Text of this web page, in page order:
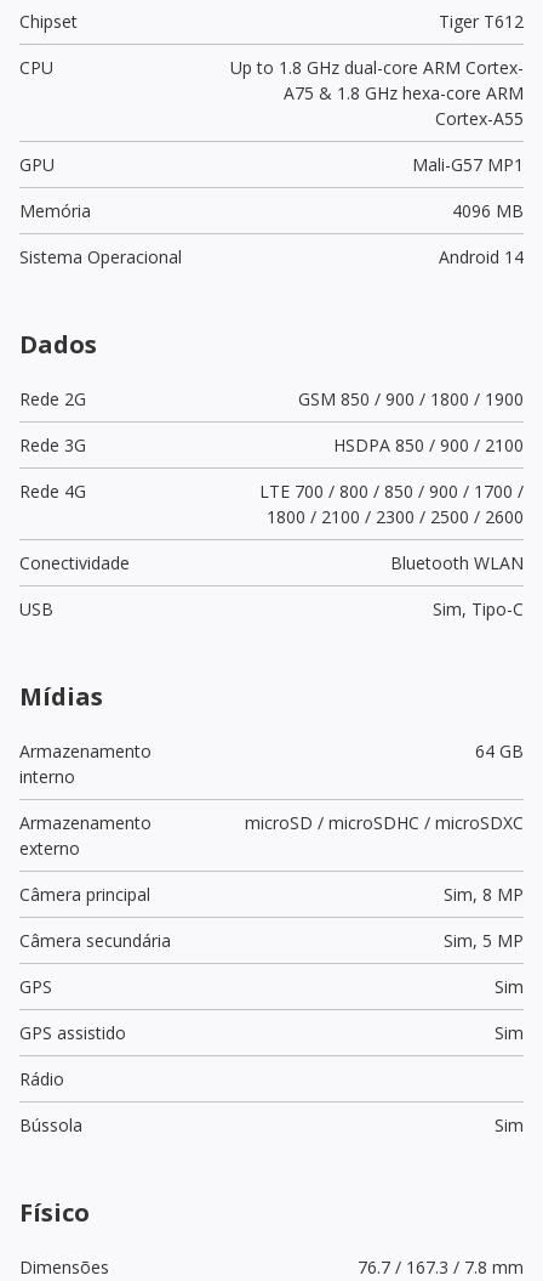
Chipset
Tiger T612
CPU
Up to 1.8 GHz dual-core ARM Cortex-
A75 & 1.8 GHz hexa-core ARM
Cortex-A55
GPU
Mali-G57 MP1
Memória
4096 MB
Sistema Operacional
Android 14
Dados
Rede 2G
GSM 850 / 900 / 1800 / 1900
Rede 3G
HSDPA 850 / 900 / 2100
Rede 4G
LTE 700 / 800 / 850 / 900 / 1700 /
1800 / 2100 / 2300 / 2500 / 2600
Conectividade
Bluetooth WLAN
USB
Sim, Tipo-C
Mídias
Armazenamento
interno
64 GB
Armazenamento
externo
microSD / microSDHC / microSDXC
Câmera principal Sim, 8 MP
Câmera secundária
Sim, 5 MP
GPS
Sim
GPS assistido
Sim
Rádio
Bússola
Sim
Físico
Dimensões
76.7 / 167.3 / 7.8 mm